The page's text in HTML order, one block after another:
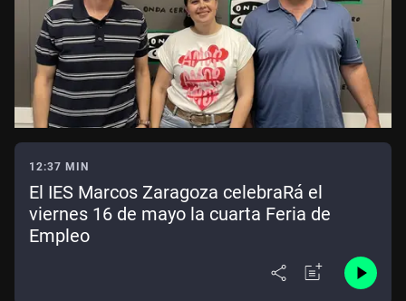
12:37 MIN
El IES Marcos Zaragoza celebraRá el
viernes 16 de mayo la cuarta Feria de
Empleo